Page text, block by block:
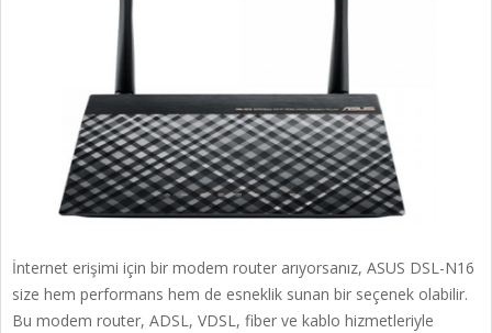
İnternet erişimi için bir modem router arıyorsanız, ASUS DSL-N16
size hem performans hem de esneklik sunan bir seçenek olabilir.
Bu modem router, ADSL, VDSL, fiber ve kablo hizmetleriyle